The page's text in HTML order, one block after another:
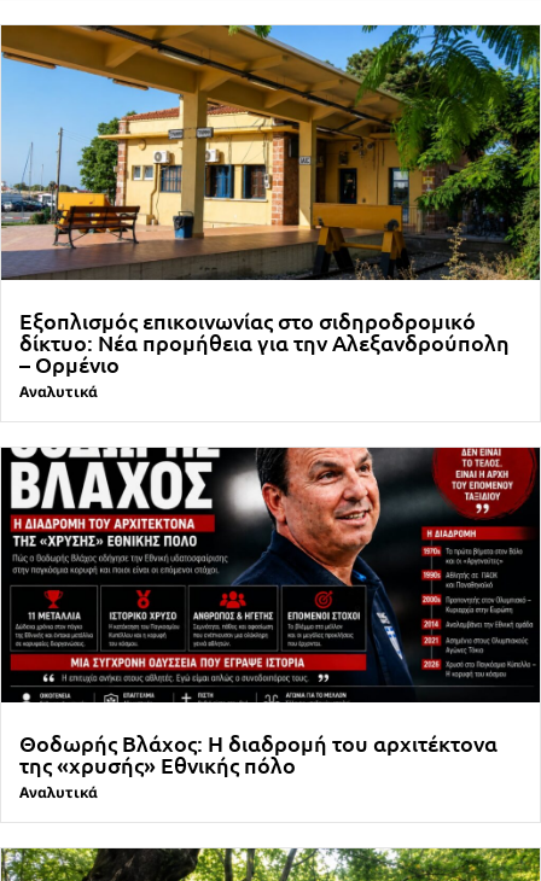
Εξοπλισμός επικοινωνίας στο σιδηροδρομικό
δίκτυο: Νέα προμήθεια για την Αλεξανδρούπολη
– Ορμένιο
Αναλυτικά
Θοδωρής Βλάχος: Η διαδρομή του αρχιτέκτονα
της «χρυσής» Εθνικής πόλο
Αναλυτικά